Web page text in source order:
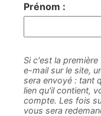
Prénom :
Si c'est la
e-mail sur le site,
sera envoyé : tant
lien qu'il contient,
compte. Les fois
vous sera